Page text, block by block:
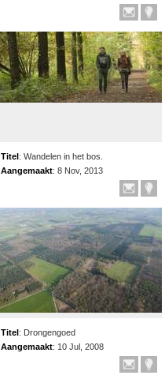
Titel: Wandelen in het bos.
Aangemaakt: 8 Nov, 2013
Titel: Drongengoed
Aangemaakt: 10 Jul, 2008